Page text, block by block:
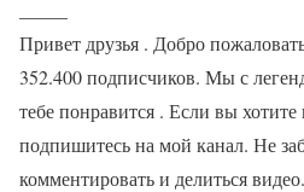
Привет друзья . Добро
352.400 подписчиков. Мы с
тебе понравится . Если вы хотите
подпишитесь на мой канал. Не
комментировать и делиться